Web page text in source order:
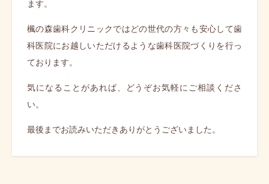
ます。
楓の森歯科クリニックではどの世代の方々も安心して歯
科医院にお越しいただけるような歯科医院づくりを行っ
ております。
気になることがあれば、どうぞお気軽にご相談くださ
い。
最後までお読みいただきありがとうございました。